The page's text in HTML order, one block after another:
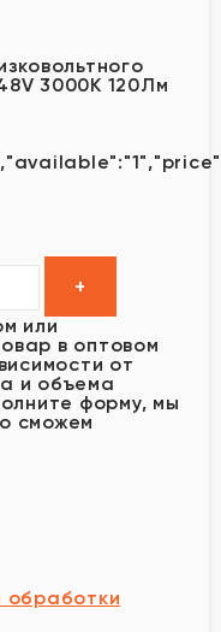
3000K 120Лм
или
в оптовом
от
и объема
форму, мы
сможем
обработки